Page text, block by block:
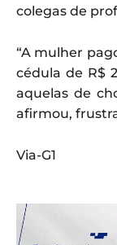
colegas de
“A mulher
cédula de R$
aquelas de
afirmou,
Via-G1